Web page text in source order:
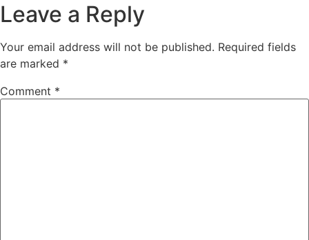
Leave a Reply
Your email address will not be published. Required fields
are marked *
Comment *